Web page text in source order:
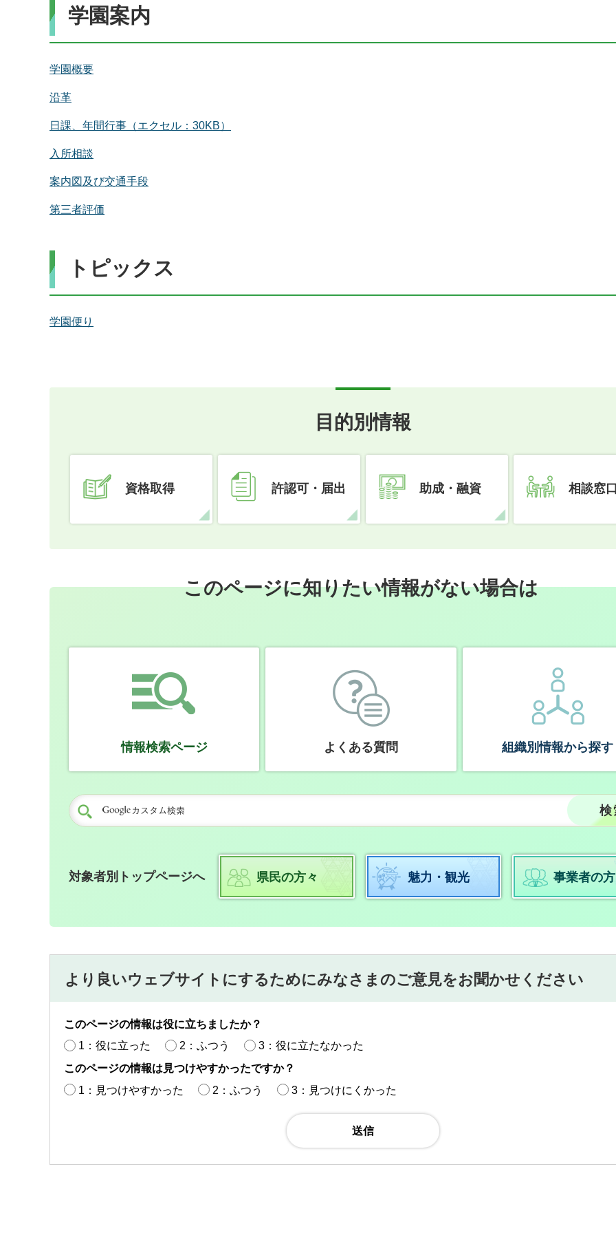
学園案内
学園概要
沿革
日課、年間行事（エクセル：30KB）
入所相談
案内図及び交通手段
第三者評価
トピックス
学園便り
目的別情報
資格取得 許認可・届出 助成・融資 相談窓
このページに知りたい情報がない場合は
情報検索ページ よくある質問 組織別情報から探す
対象者別トップページへ 県民の方々 魅力・観光 事業者の
より良いウェブサイトにするためにみなさまのご意見をお聞かせください
このページの情報は役に立ちましたか？
1：役に立った
2：ふつう
3：役に立たなかった
このページの情報は見つけやすかったですか？
1：見つけやすかった
2：ふつう 3：見つけにくかった